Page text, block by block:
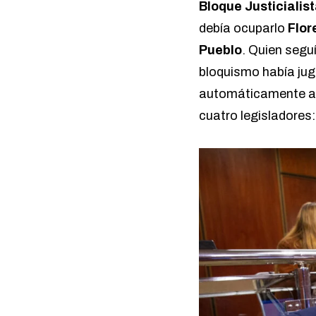
Bloque
debía ocuparlo
Pueblo. Quien
bloquismo había
automáticamente
cuatro